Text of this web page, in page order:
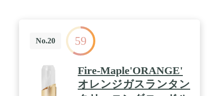
No.20 59
Fire-Maple'ORANGE'
オレンジガスランタン